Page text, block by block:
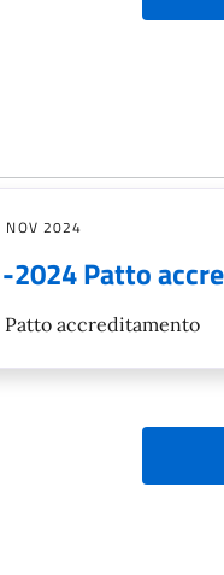
NOV 2024
2024 Patto
Patto accreditamento